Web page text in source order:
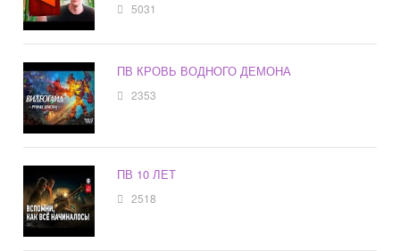
5031
ПВ КРОВЬ ВОДНОГО ДЕМОНА
2353
ПВ 10 ЛЕТ
2518